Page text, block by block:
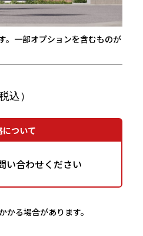
について
い合わせください
る場合があります。
。一部オプションを含むものが